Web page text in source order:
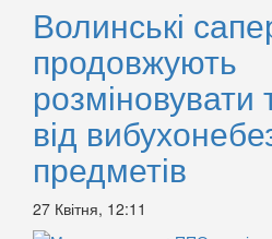
Волинські
продовжують
розміновувати
від
предметів
27 Квітня, 12:11